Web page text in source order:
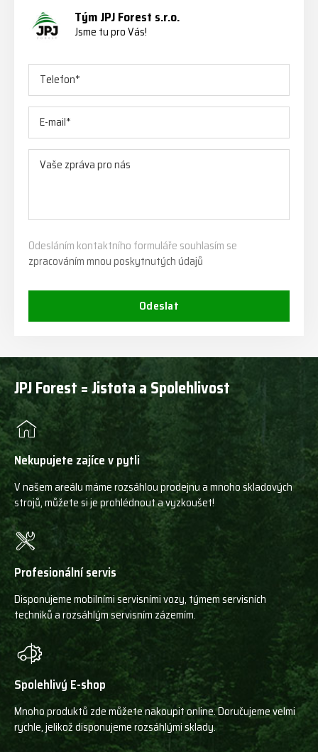
Tým JPJ Forest s.r.o.
Jsme tu pro Vás!
Odesláním kontaktního formuláře souhlasím se
zpracováním mnou poskytnutých údajů
Odeslat
JPJ Forest = Jistota a Spolehlivost
Nekupujete zajíce v pytli
V našem areálu máme rozsáhlou prodejnu a mnoho skladových
strojů, můžete si je prohlédnout a vyzkoušet!
Profesionální servis
Disponujeme mobilními servisními vozy, týmem servisních
techniků a rozsáhlým servisním zázemím.
Spolehlivý E-shop
Mnoho produktů zde můžete nakoupit online. Doručujeme velmi
rychle, jelikož disponujeme rozsáhlými sklady.